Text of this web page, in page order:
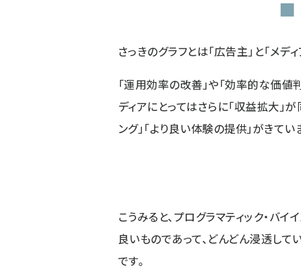
さっきのグラフとは「広告主」と「メ
「運用効率の改善」や「効率的な価値
ディアにとってはさらに「収益拡大」
ング」「より良い体験の提供」がきてい
こうみると、プログラマティック・バイ
良いものであって、どんどん浸透して
です。